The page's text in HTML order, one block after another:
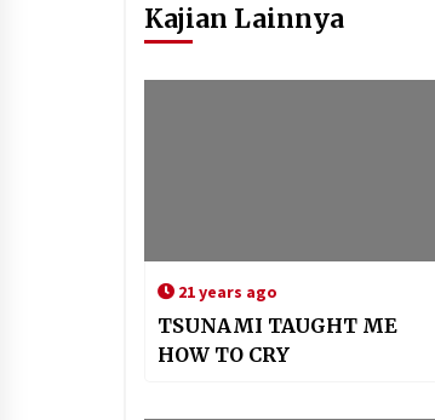
Kajian Lainnya
21 years ago
TSUNAMI TAUGHT ME
HOW TO CRY